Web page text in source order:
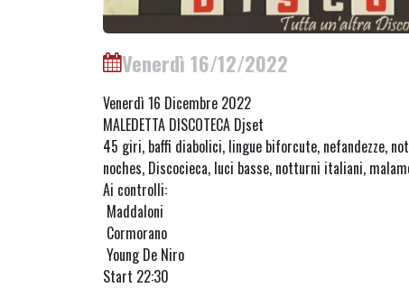
Venerdì 16/12/2022
Venerdì 16 Dicembre 2022
MALEDETTA DISCOTECA Djset
45 giri, baffi diabolici, lingue biforcute, nefandezze,
noches, Discocieca, luci basse, notturni italiani,
Ai controlli:
Maddaloni
Cormorano
Young De Niro
Start 22:30